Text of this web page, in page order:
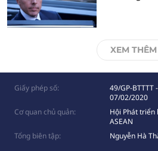
XEM THÊM
Giấy phép số:
49/GP-BTTTT
07/02/2020
Cơ quan chủ quản:
Hội Phát triển
ASEAN
Tổng biên tập:
Nguyễn Hà